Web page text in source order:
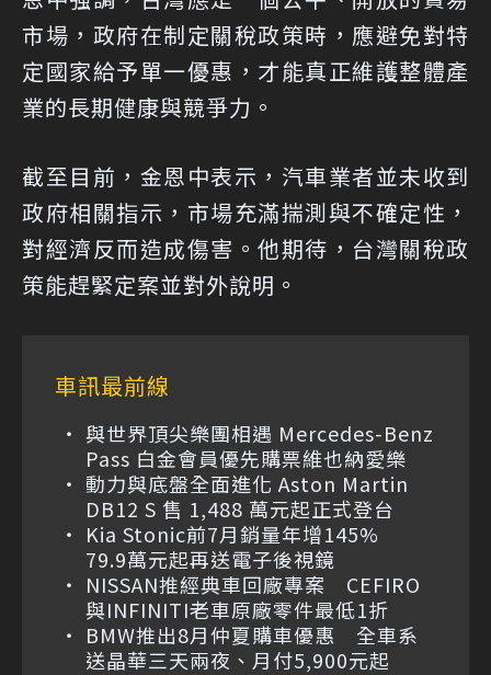
市場，政府在制定關稅政策時，應避免對特
定國家給予單一優惠，才能真正維護整體產
業的長期健康與競爭力。
截至目前，金恩中表示，汽車業者並未收到
政府相關指示，市場充滿揣測與不確定性，
對經濟反而造成傷害。他期待，台灣關稅政
策能趕緊定案並對外說明。
車訊最前線
與世界頂尖樂團相遇 Mercedes-Benz
Pass 白金會員優先購票維也納愛樂
動力與底盤全面進化 Aston Martin
DB12 S 售 1,488 萬元起正式登台
Kia Stonic前7月銷量年增145%
79.9萬元起再送電子後視鏡
NISSAN推經典車回廠專案 CEFIRO
與INFINITI老車原廠零件最低1折
BMW推出8月仲夏購車優惠 全車系
送晶華三天兩夜、月付5,900元起